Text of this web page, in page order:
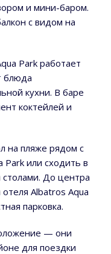
и мини-баром.
с видом на
Park работает
блюда
кухни. В баре
коктейлей и
на пляже рядом с
или сходить в
До центра
Albatros Aqua
парковка.
— они
для поездки